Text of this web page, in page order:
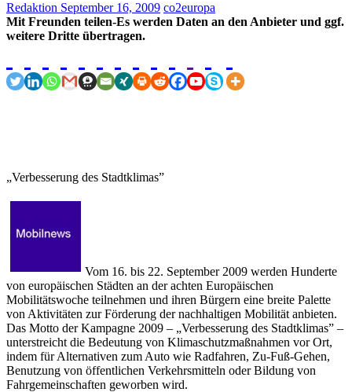
Redaktion September 16, 2009 co2europa
Mit Freunden teilen-Es werden Daten an den Anbieter und ggf.
weitere Dritte übertragen.
„Verbesserung des Stadtklimas”
Vom 16. bis 22. September 2009 werden Hunderte
von europäischen Städten an der achten Europäischen
Mobilitätswoche teilnehmen und ihren Bürgern eine breite Palette
von Aktivitäten zur Förderung der nachhaltigen Mobilität anbieten.
Das Motto der Kampagne 2009 – „Verbesserung des Stadtklimas” –
unterstreicht die Bedeutung von Klimaschutzmaßnahmen vor Ort,
indem für Alternativen zum Auto wie Radfahren, Zu-Fuß-Gehen,
Benutzung von öffentlichen Verkehrsmitteln oder Bildung von
Fahrgemeinschaften geworben wird.